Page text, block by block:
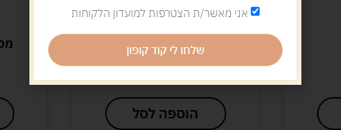
קורקינט פעלולים roket
199.00ש"ח
הוספה לסל
אני מאשר/ת הצטרפות למועדון הלקוחות
שלחו לי קוד קופון